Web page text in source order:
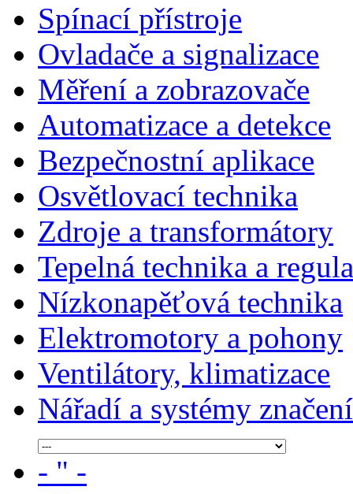
Spínací přístroje
Ovladače a signalizace
Měření a zobrazovače
Automatizace a detekce
Bezpečnostní aplikace
Osvětlovací technika
Zdroje a transformátory
Tepelná technika a
Nízkonapěťová technika
Elektromotory a pohony
Ventilátory, klimatizace
Nářadí a systémy značení
- " -